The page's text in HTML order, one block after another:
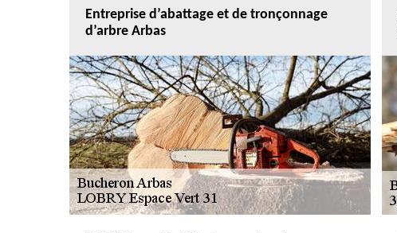
Entreprise d’abattage et de tronçonnage
d’arbre Arbas